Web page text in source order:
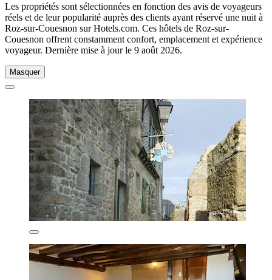
Les propriétés sont sélectionnées en fonction des avis de voyageurs
réels et de leur popularité auprès des clients ayant réservé une nuit à
Roz-sur-Couesnon sur Hotels.com. Ces hôtels de Roz-sur-
Couesnon offrent constamment confort, emplacement et expérience
voyageur. Dernière mise à jour le 9 août 2026.
Masquer